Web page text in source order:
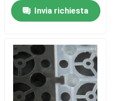
Invia richiesta